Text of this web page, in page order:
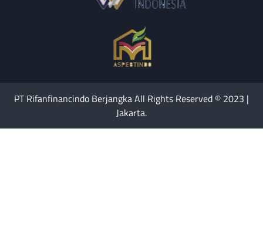
PT Rifanfinancindo Berjangka All Rights Reserved © 2023 |
Jakarta.